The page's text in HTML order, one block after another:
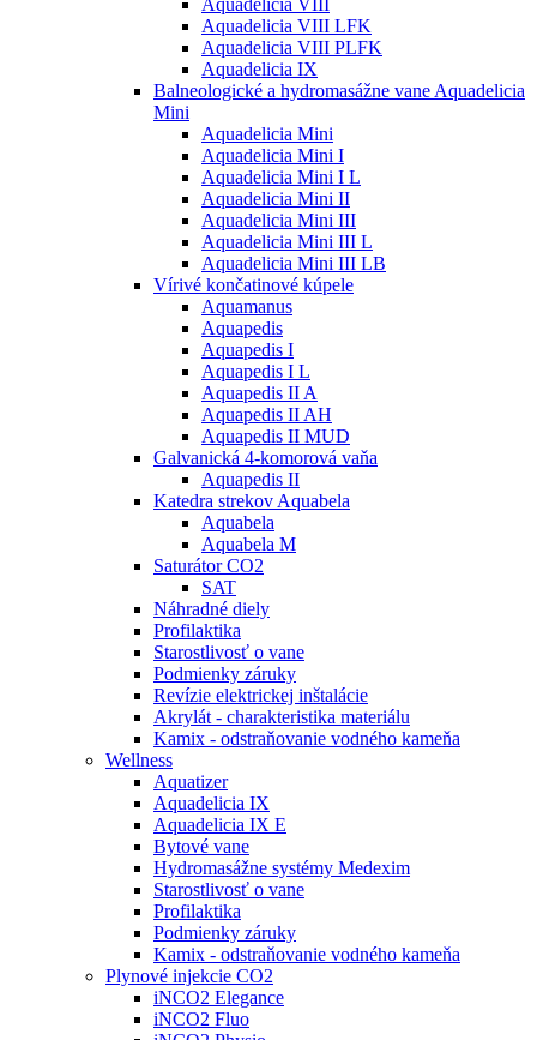
Aquadelicia VIII
Aquadelicia VIII LFK
Aquadelicia VIII PLFK
Aquadelicia IX
Balneologické a hydromasážne vane Aquadelicia
Mini
Aquadelicia Mini
Aquadelicia Mini I
Aquadelicia Mini I L
Aquadelicia Mini II
Aquadelicia Mini III
Aquadelicia Mini III L
Aquadelicia Mini III LB
Vírivé končatinové kúpele
Aquamanus
Aquapedis
Aquapedis I
Aquapedis I L
Aquapedis II A
Aquapedis II AH
Aquapedis II MUD
Galvanická 4-komorová vaňa
Aquapedis II
Katedra strekov Aquabela
Aquabela
Aquabela M
Saturátor CO2
SAT
Náhradné diely
Profilaktika
Starostlivosť o vane
Podmienky záruky
Revízie elektrickej inštalácie
Akrylát - charakteristika materiálu
Kamix - odstraňovanie vodného kameňa
Wellness
Aquatizer
Aquadelicia IX
Aquadelicia IX E
Bytové vane
Hydromasážne systémy Medexim
Starostlivosť o vane
Profilaktika
Podmienky záruky
Kamix - odstraňovanie vodného kameňa
Plynové injekcie CO2
iNCO2 Elegance
iNCO2 Fluo